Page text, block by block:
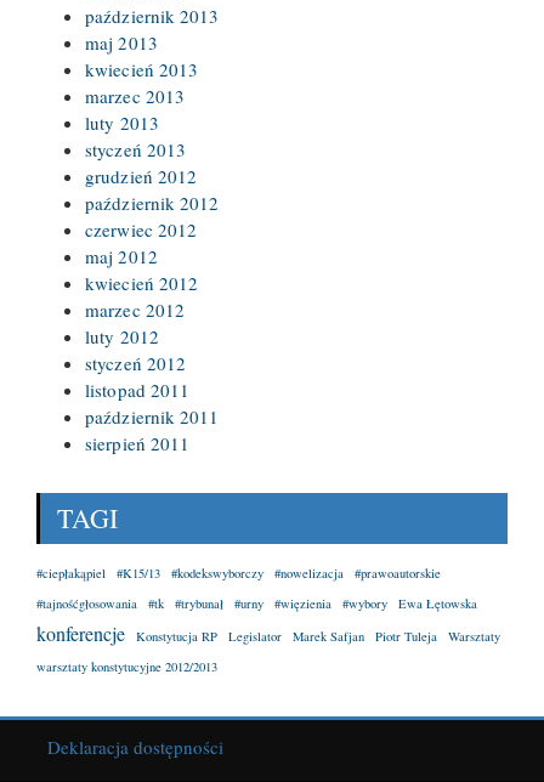
październik 2013
maj 2013
kwiecień 2013
marzec 2013
luty 2013
styczeń 2013
grudzień 2012
październik 2012
czerwiec 2012
maj 2012
kwiecień 2012
marzec 2012
luty 2012
styczeń 2012
listopad 2011
październik 2011
sierpień 2011
TAGI
#ciepłakąpiel #K15/13 #kodekswyborczy #nowelizacja
#prawoautorskie
#tajnośćgłosowania
#tk #trybunał #urny #więzienia #wybory Ewa Łętowska
konferencje Konstytucja RP Legislator Marek Safjan Piotr Tuleja
Warsztaty
warsztaty konstytucyjne 2012/2013
Deklaracja dostępności